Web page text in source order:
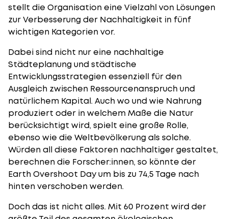
stellt die Organisation eine Vielzahl von Lösungen
zur Verbesserung der Nachhaltigkeit in fünf
wichtigen Kategorien vor.
Dabei sind nicht nur eine nachhaltige
Städteplanung und städtische
Entwicklungsstrategien essenziell für den
Ausgleich zwischen Ressourcenanspruch und
natürlichem Kapital. Auch wo und wie Nahrung
produziert oder in welchem Maße die Natur
berücksichtigt wird, spielt eine große Rolle,
ebenso wie die Weltbevölkerung als solche.
Würden all diese Faktoren nachhaltiger gestaltet,
berechnen die Forscher:innen, so könnte der
Earth Overshoot Day um bis zu 74,5 Tage nach
hinten verschoben werden.
Doch das ist nicht alles. Mit 60 Prozent wird der